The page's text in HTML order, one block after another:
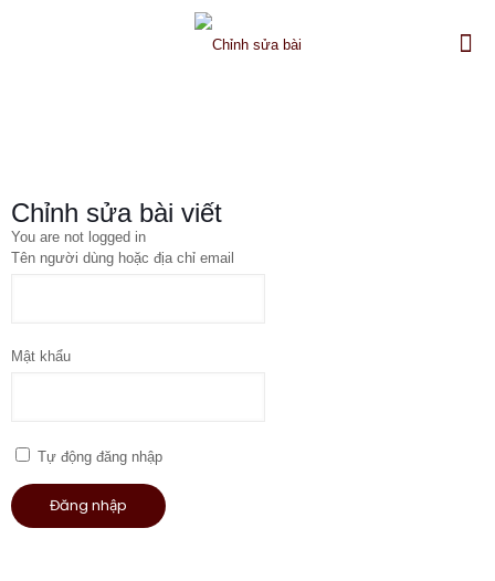
Chỉnh sửa bài viết
You are not logged in
Tên người dùng hoặc địa chỉ email
Mật khẩu
Tự động đăng nhập